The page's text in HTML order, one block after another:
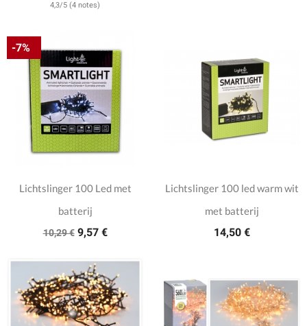
4,3/5 (4 notes)
Lichtslinger 100 Led met
batterij
10,29 € 9,57 €
-7%
Lichtslinger 100 led warm wit
met batterij
14,50 €